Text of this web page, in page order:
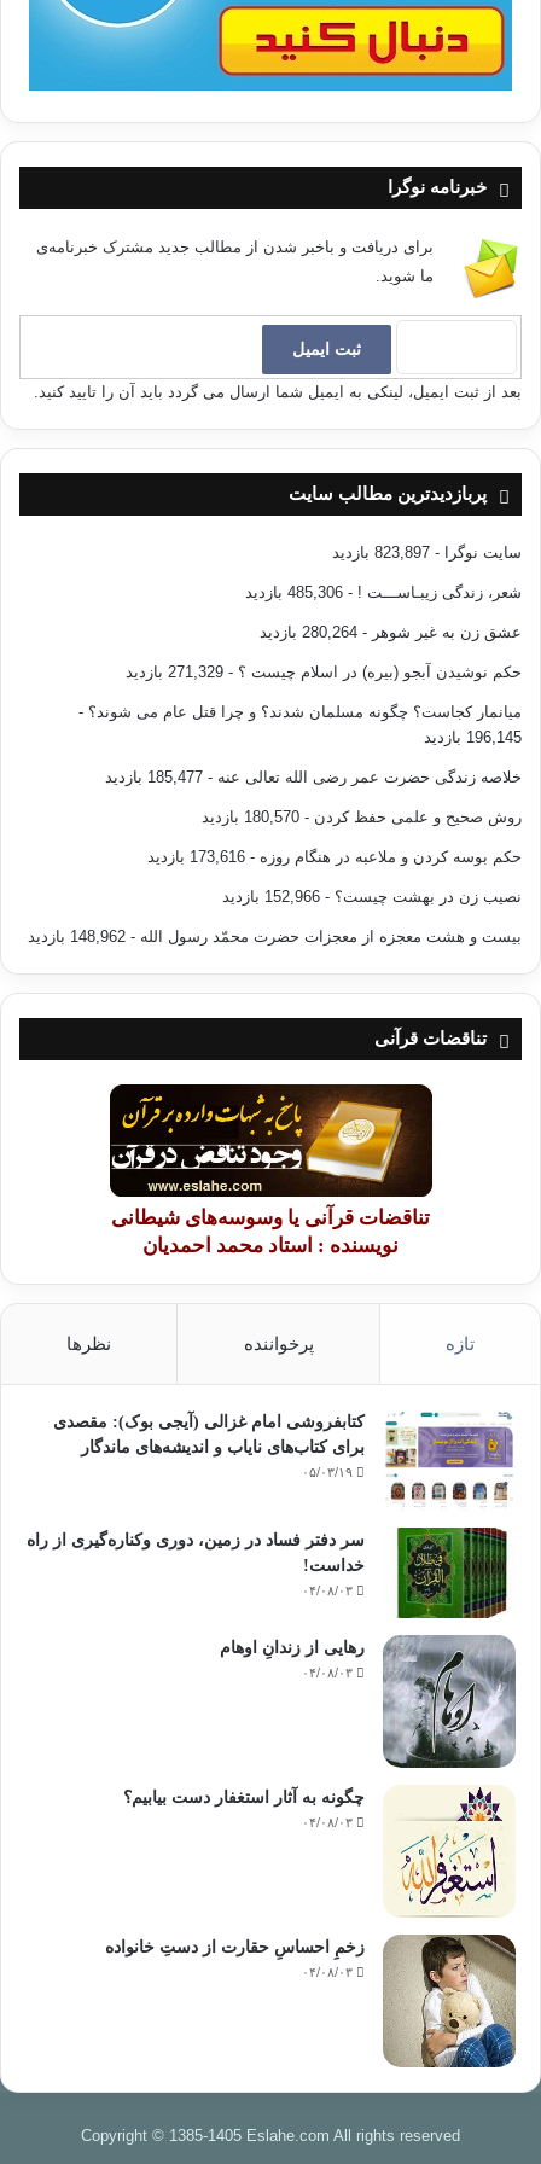
خبرنامه نوگرا
برای دریافت و باخبر شدن از مطالب جدید مشترک خبرنامه‌ی
ما شوید.
بعد از ثبت ایمیل، لینکی به ایمیل شما ارسال می گردد باید آن را تایید کنید.
پربازدیدترین مطالب سایت
سایت نوگرا - 823,897 بازدید
شعر، زندگی زیبـاســـت ! - 485,306 بازدید
عشق زن به غیر شوهر - 280,264 بازدید
حکم نوشیدن آبجو (بیره) در اسلام چیست ؟ - 271,329 بازدید
میانمار کجاست؟ چگونه مسلمان شدند؟ و چرا قتل عام می شوند؟ -
196,145 بازدید
خلاصه زندگی حضرت عمر رضی الله تعالی عنه - 185,477 بازدید
روش صحیح و علمی حفظ کردن - 180,570 بازدید
حکم بوسه کردن و ملاعبه در هنگام روزه - 173,616 بازدید
نصیب زن در بهشت چیست؟ - 152,966 بازدید
بیست و هشت معجزه از معجزات حضرت محمّد رسول الله - 148,962 بازدید
تناقضات قرآنی
تناقضات قرآنی یا وسوسه‌های شیطانی
نویسنده : استاد محمد احمدیان
تازه پرخواننده نظرها
کتابفروشی امام غزالی (آیجی بوک): مقصدی
برای کتاب‌های نایاب و اندیشه‌های ماندگار
۰۵/۰۳/۱۹
سر دفتر فساد در زمین‌، دوری وکناره‌گیری از راه
خداست‌!
۰۴/۰۸/۰۳
رهایی از زندانِ اوهام
۰۴/۰۸/۰۳
چگونه به آثار استغفار دست بیابیم؟
۰۴/۰۸/۰۳
زخمِ احساسِ حقارت از دستِ خانواده
۰۴/۰۸/۰۳
Copyright © 1385-1405 Eslahe.com All rights reserved